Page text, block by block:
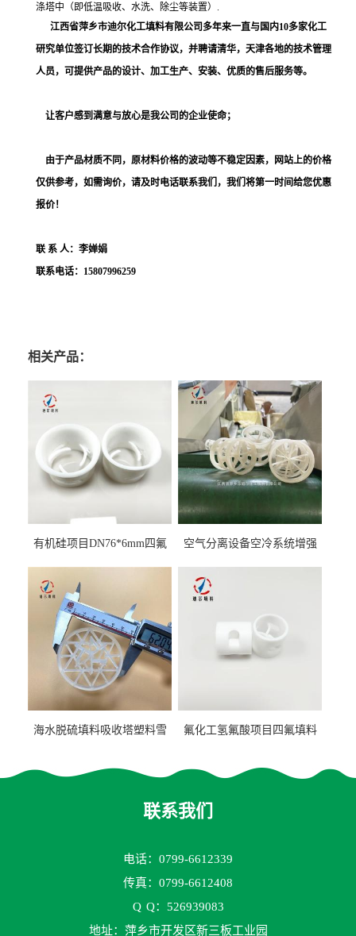
涤塔中（即低温吸收、水洗、除尘等装置）.
江西省萍乡市迪尔化工填料有限公司多年来一直与国内10多家化工
研究单位签订长期的技术合作协议，并聘请清华，天津各地的技术管理
人员， 可提供产品的设计、加工生产、安装、优质的售后服务等。
让客户感到满意与放心是我公司的企业使命；
由于产品材质不同，原材料价格的波动等不稳定因素，网站上的价格
仅供参考，如需询价，请及时电话联系我们，我们将第一时间给您优惠
报价！
联 系 人：李婵娟
联系电话： 15807996259
相关产品：
有机硅项目DN76*6mm四氟
空气分离设备空冷系统增强
海水脱硫填料吸收塔塑料雪
氟化工氢氟酸项目四氟填料
蚀
联系我们
电话：0799-6612339
传真：0799-6612408
Q Q：526939083
地址：萍乡市开发区新三板工业园